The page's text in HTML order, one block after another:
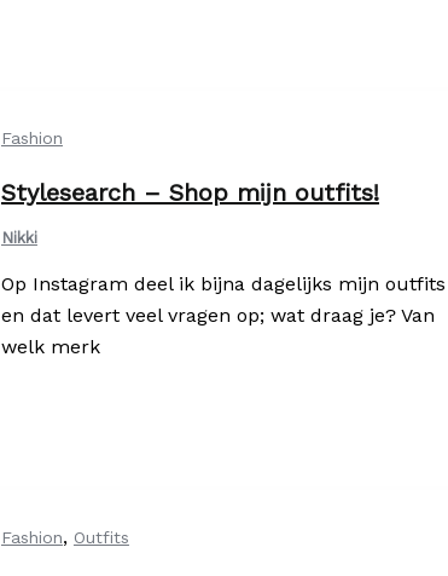
Fashion
Stylesearch – Shop mijn outfits!
Nikki
Op Instagram deel ik bijna dagelijks mijn outfits
en dat levert veel vragen op; wat draag je? Van
welk merk
Fashion, Outfits